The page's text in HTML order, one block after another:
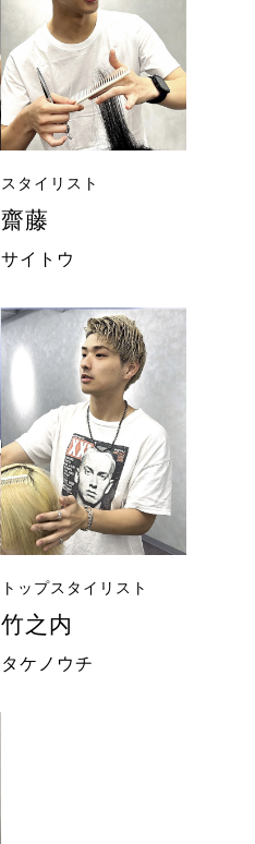
スタイリスト
齋藤
サイトウ
トップスタイリスト
竹之内
タケノウチ